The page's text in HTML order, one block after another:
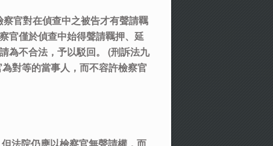
官對在偵查中之被告才有聲請羈
官僅於偵查中始得聲請羈押、延
為不合法，予以駁回。 (刑訴法九
對等的當事人，而不容許檢察官